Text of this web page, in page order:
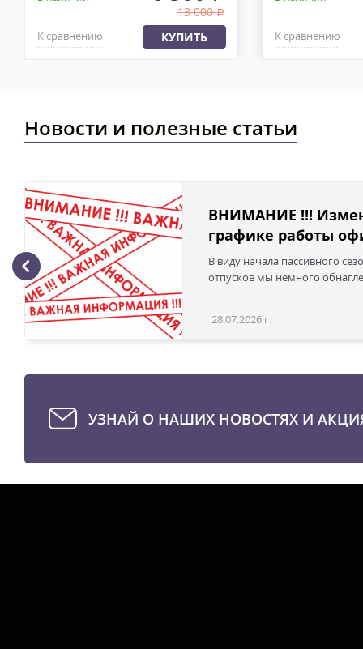
13 000.
К сравнению КУПИТЬ К сравнению
Новости и полезные статьи
ВНИМАНИЕ !!!
графике работы
В виду начала пассивного
отпусков мы немного
28.07.2026 г.
УЗНАЙ О НАШИХ НОВОСТЯХ И